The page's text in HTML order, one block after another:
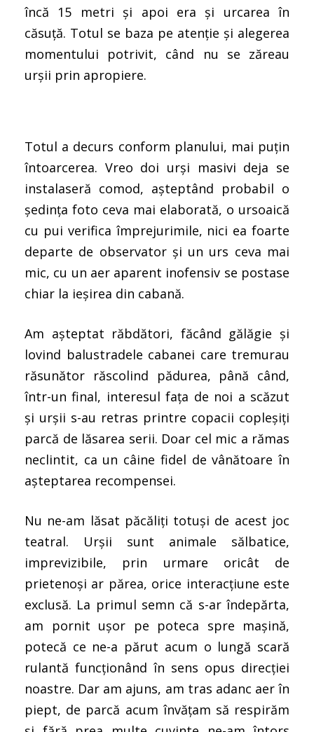
încă 15 metri și apoi era și urcarea în
căsuță. Totul se baza pe atenție și alegerea
momentului potrivit, când nu se zăreau
urșii prin apropiere.
Totul a decurs conform planului, mai puțin
întoarcerea. Vreo doi urși masivi deja se
instalaseră comod, așteptând probabil o
ședința foto ceva mai elaborată, o ursoaică
cu pui verifica împrejurimile, nici ea foarte
departe de observator și un urs ceva mai
mic, cu un aer aparent inofensiv se postase
chiar la ieșirea din cabană.
Am așteptat răbdători, făcând gălăgie și
lovind balustradele cabanei care tremurau
răsunător răscolind pădurea, până când,
într-un final, interesul fața de noi a scăzut
și urșii s-au retras printre copacii copleșiți
parcă de lăsarea serii. Doar cel mic a rămas
neclintit, ca un câine fidel de vânătoare în
așteptarea recompensei.
Nu ne-am lăsat păcăliți totuși de acest joc
teatral. Urșii sunt animale sălbatice,
imprevizibile, prin urmare oricât de
prietenoși ar părea, orice interacțiune este
exclusă. La primul semn că s-ar îndepărta,
am pornit ușor pe poteca spre mașină,
potecă ce ne-a părut acum o lungă scară
rulantă funcționând în sens opus direcției
noastre. Dar am ajuns, am tras adanc aer în
piept, de parcă acum învățam să respirăm